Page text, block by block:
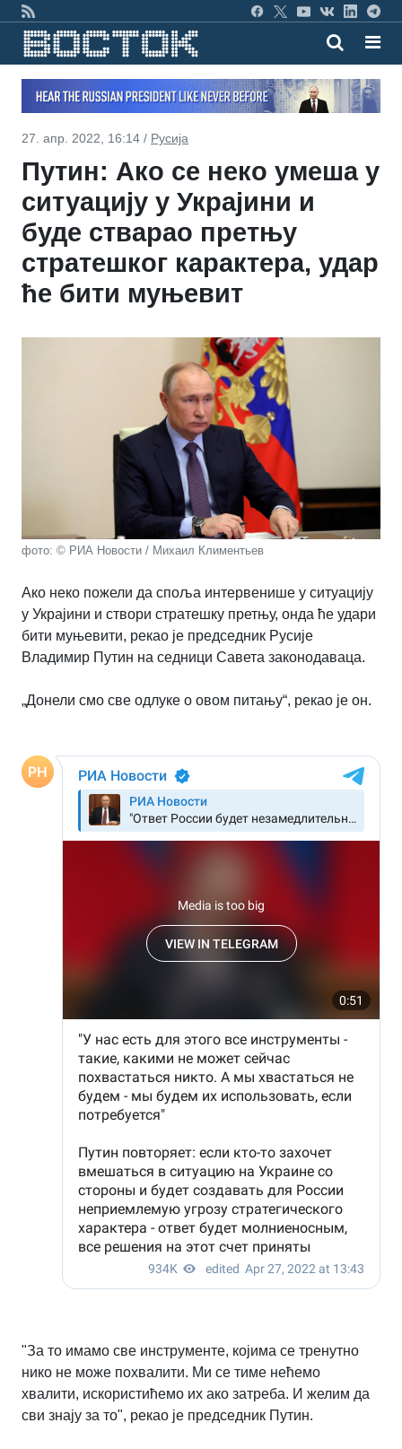
27. апр. 2022, 16:14 / Русија
Путин: Ако се неко умеша у
ситуацију у Украјини и
буде стварао претњу
стратешког карактера, удар
ће бити муњевит
фото: © РИА Новости / Михаил Климентьев
Ако неко пожели да споља интервенише у ситуацију
у Украјини и створи стратешку претњу, онда ће удари
бити муњевити, рекао је председник Русије
Владимир Путин на седници Савета законодаваца.
„Донели смо све одлуке о овом питању“, рекао је он.
"За то имамо све инструменте, којима се тренутно
нико не може похвалити. Ми се тиме нећемо
хвалити, искористићемо их ако затреба. И желим да
сви знају за то", рекао је председник Путин.